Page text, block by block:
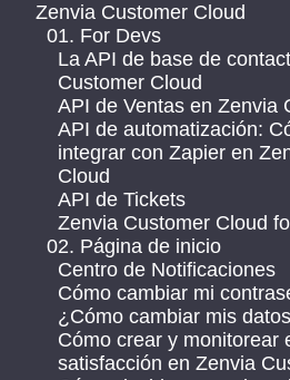
Zenvia Customer Cloud
01. For Devs
La API de base de
Customer Cloud
API de Ventas en Zenvia
API de automatización:
integrar con Zapier en
Cloud
API de Tickets
Zenvia Customer Cloud
02. Página de inicio
Centro de Notificaciones
Cómo cambiar mi
¿Cómo cambiar mis
Cómo crear y monitorear
satisfacción en Zenvia